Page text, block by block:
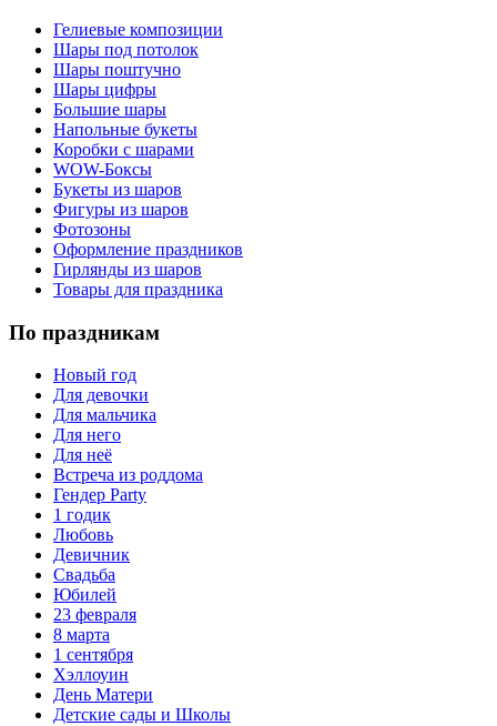
Гелиевые композиции
Шары под потолок
Шары поштучно
Шары цифры
Большие шары
Напольные букеты
Коробки с шарами
WOW-Боксы
Букеты из шаров
Фигуры из шаров
Фотозоны
Оформление праздников
Гирлянды из шаров
Товары для праздника
По праздникам
Новый год
Для девочки
Для мальчика
Для него
Для неё
Встреча из роддома
Гендер Party
1 годик
Любовь
Девичник
Свадьба
Юбилей
23 февраля
8 марта
1 сентября
Хэллоуин
День Матери
Детские сады и Школы